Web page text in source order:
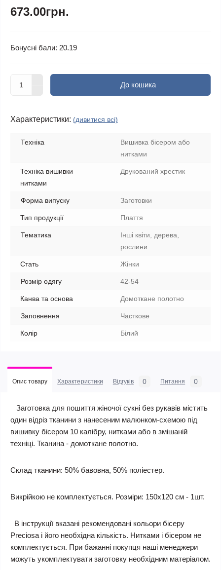
673.00грн.
Бонусні бали: 20.19
До кошика
Характеристики: (дивитися всі)
Техніка
Вишивка бісером або
нитками
Техніка вишивки
нитками
Друкований хрестик
Форма випуску Заготовки
Тип продукції Плаття
Тематика
Інші квіти, дерева,
рослини
Стать Жінки
Розмір одягу 42-54
Канва та основа Домоткане полотно
Заповнення Часткове
Колір Білий
Опис товару Характеристики Відгуків 0 Питання 0
Заготовка для пошиття жіночої сукні без рукавів містить
один відріз тканини з нанесеним малюнком-схемою під
вишивку бісером 10 калібру, нитками або в змішаній
техніці. Тканина - домоткане полотно.
Склад тканини: 50% бавовна, 50% поліестер.
Викрійкою не комплектується. Розміри: 150х120 см - 1шт.
В інструкції вказані рекомендовані кольори бісеру
Preciosa і його необхідна кількість. Нитками і бісером не
комплектується. При бажанні покупця наші менеджери
можуть укомплектувати заготовку необхідним матеріалом.